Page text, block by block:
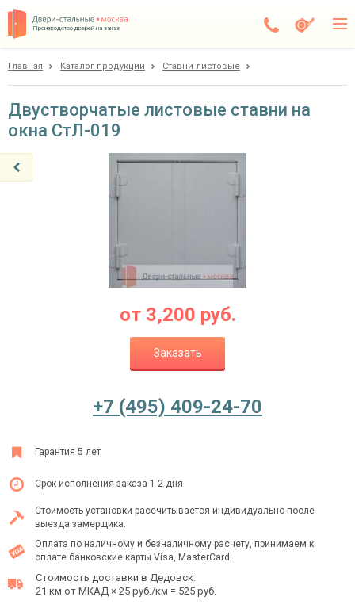
Производство дверей на заказ
Доставка
Покупателям
Ежедневно с 08:00 до 24:00
Главная Каталог продукции Ставни листовые
Двустворчатые листовые ставни на
окна СтЛ-019
от 3,200 руб.
Заказать
+7 (495) 409-24-70
Гарантия 5 лет
Срок исполнения заказа 1-2 дня
Стоимость установки рассчитывается индивидуально после
выезда замерщика.
Оплата по наличному и безналичному расчету, принимаем к
оплате банковские карты Visa, MasterCard.
Стоимость доставки в Дедовск:
21 км от МКАД × 25 руб./км = 525 руб.